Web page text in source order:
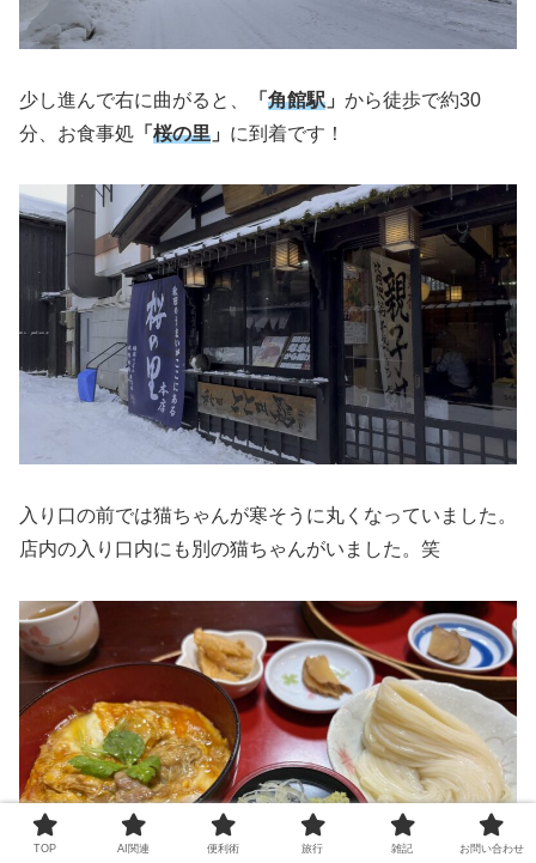
少し進んで右に曲がると、 「 角館駅 」 から徒歩で約30
分、お食事処 「 桜の里 」 に到着です！
入り口の前では猫ちゃんが寒そうに丸くなっていました。
店内の入り口内にも別の猫ちゃんがいました。笑
TOP AI関連 便利術 旅行 雑記 お問い合わせ